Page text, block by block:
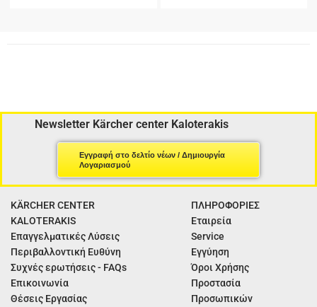
Newsletter Kärcher center Kaloterakis
Εγγραφή στο δελτίο νέων / Δημιουργία
Λογαριασμού
KÄRCHER CENTER
KALOTERAKIS
Επαγγελματικές Λύσεις
Περιβαλλοντική Ευθύνη
Συχνές ερωτήσεις - FAQs
Επικοινωνία
Θέσεις Εργασίας
ΠΛΗΡΟΦΟΡΙΕΣ
Εταιρεία
Service
Εγγύηση
Όροι Χρήσης
Προστασία
Προσωπικών